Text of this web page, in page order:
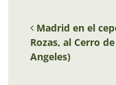
Madrid en el
Rozas, al Cerro
Angeles)